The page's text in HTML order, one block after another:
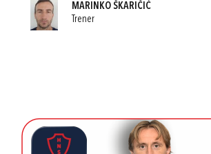
MARINKO ŠKARIČIĆ
Trener